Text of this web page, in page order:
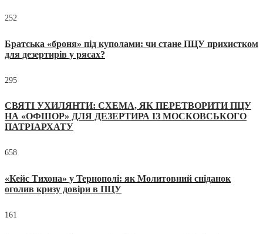
252
Братська «броня» під куполами: чи стане ПЦУ прихистком
для дезертирів у рясах?
295
СВЯТІ УХИЛЯНТИ: СХЕМА, ЯК ПЕРЕТВОРИТИ ПЦУ
НА «ОФШОР» ДЛЯ ДЕЗЕРТИРА ІЗ МОСКОВСЬКОГО
ПАТРІАРХАТУ
658
«Кейс Тихона» у Тернополі: як Молитовний сніданок
оголив кризу довіри в ПЦУ
161